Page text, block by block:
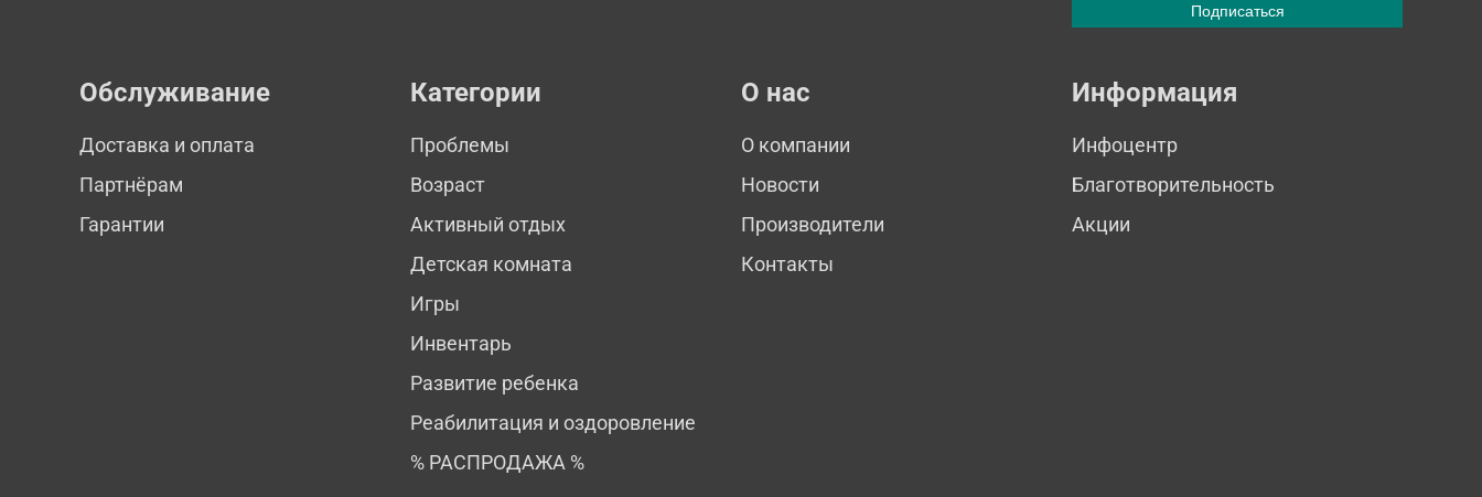
Обслуживание
Доставка и оплата
Партнёрам
Гарантии
Категории
Проблемы
Возраст
Активный отдых
Детская комната
Игры
Инвентарь
Развитие ребенка
Реабилитация и оздоровление
% РАСПРОДАЖА %
О нас
О компании
Новости
Производители
Контакты
Информация
Инфоцентр
Благотворительность
Акции